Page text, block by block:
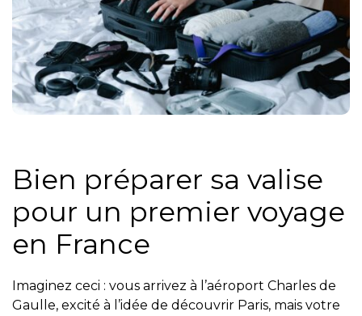
Bien préparer sa valise
pour un premier voyage
en France
Imaginez ceci : vous arrivez à l’aéroport Charles de
Gaulle, excité à l’idée de découvrir Paris, mais votre